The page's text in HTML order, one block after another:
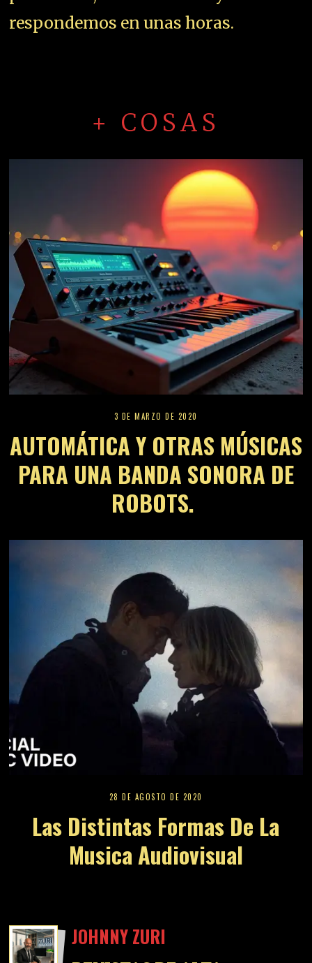
respondemos en unas horas.
+ COSAS
3 DE MARZO DE 2020
AUTOMÁTICA Y OTRAS MÚSICAS
PARA UNA BANDA SONORA DE
ROBOTS.
28 DE AGOSTO DE 2020
Las Distintas Formas De La
Musica Audiovisual
JOHNNY ZURI